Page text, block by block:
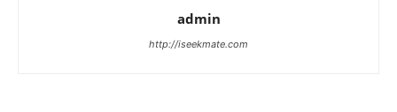
admin
http://iseekmate.com